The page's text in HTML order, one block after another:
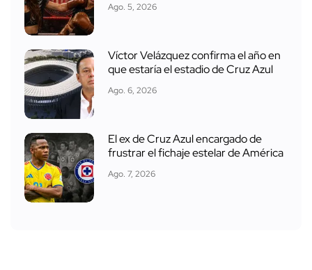
Ago. 5, 2026
Víctor Velázquez confirma el año en
que estaría el estadio de Cruz Azul
Ago. 6, 2026
El ex de Cruz Azul encargado de
frustrar el fichaje estelar de América
Ago. 7, 2026